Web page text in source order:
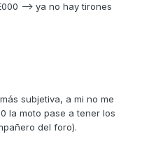
--> ya no hay tirones
subjetiva, a mi no me
la moto pase a tener los
del foro).